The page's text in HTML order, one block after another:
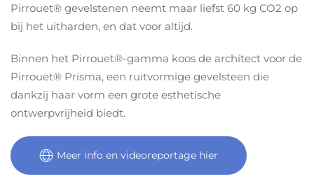
Pirrouet® gevelstenen neemt maar liefst 60 kg CO2 op
bij het uitharden, en dat voor altijd.
Binnen het Pirrouet®-gamma koos de architect voor de
Pirrouet® Prisma, een ruitvormige gevelsteen die
dankzij haar vorm een grote esthetische
ontwerpvrijheid biedt.
Meer info en videoreportage hier